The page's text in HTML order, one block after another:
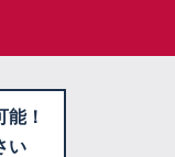
！
い